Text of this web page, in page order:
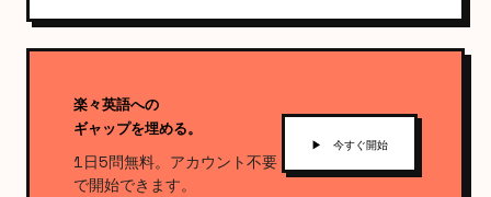
楽々英語への
ギャップを埋める。
1日5問無料。アカウント不要
で開始できます。
▶ 今すぐ開始